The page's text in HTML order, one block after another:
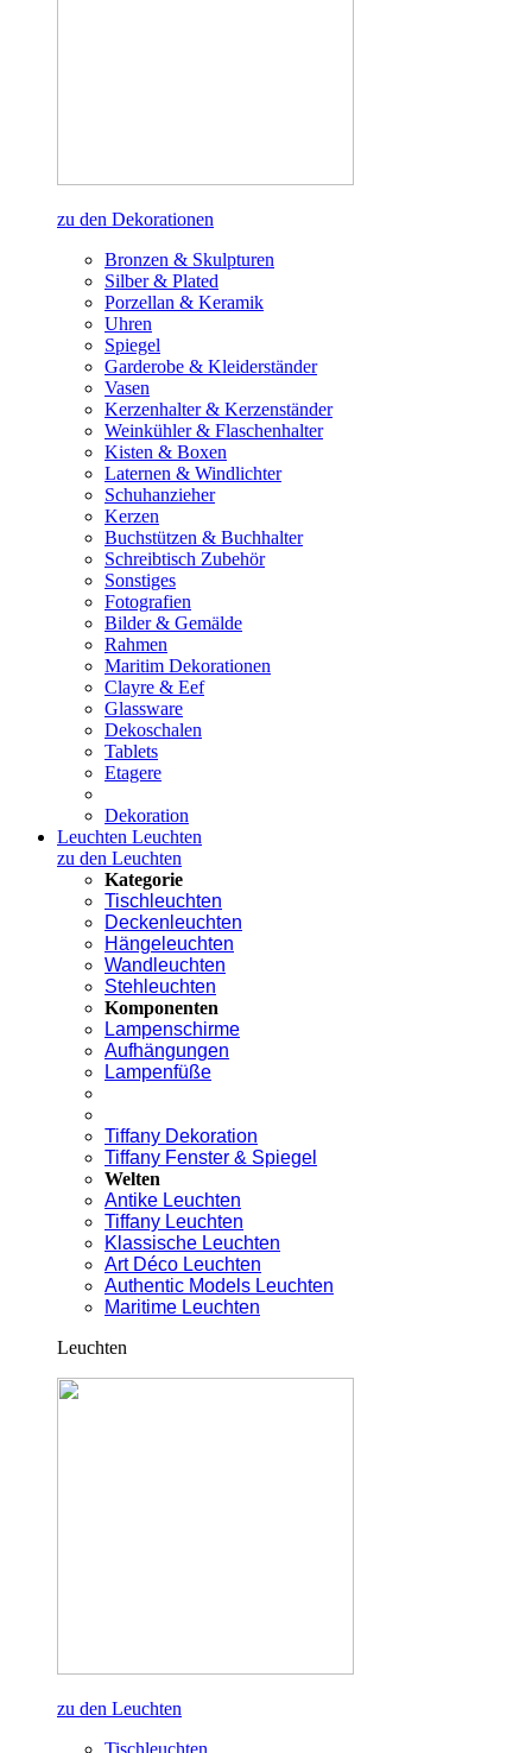
zu den Dekorationen
Bronzen & Skulpturen
Silber & Plated
Porzellan & Keramik
Uhren
Spiegel
Garderobe & Kleiderständer
Vasen
Kerzenhalter & Kerzenständer
Weinkühler & Flaschenhalter
Kisten & Boxen
Laternen & Windlichter
Schuhanzieher
Kerzen
Buchstützen & Buchhalter
Schreibtisch Zubehör
Sonstiges
Fotografien
Bilder & Gemälde
Rahmen
Maritim Dekorationen
Clayre & Eef
Glassware
Dekoschalen
Tablets
Etagere
Dekoration
Leuchten Leuchten
zu den Leuchten
Kategorie
Tischleuchten
Deckenleuchten
Hängeleuchten
Wandleuchten
Stehleuchten
Komponenten
Lampenschirme
Aufhängungen
Lampenfüße
Tiffany Dekoration
Tiffany Fenster & Spiegel
Welten
Antike Leuchten
Tiffany Leuchten
Klassische Leuchten
Art Déco Leuchten
Authentic Models Leuchten
Maritime Leuchten
Leuchten
zu den Leuchten
Tischleuchten